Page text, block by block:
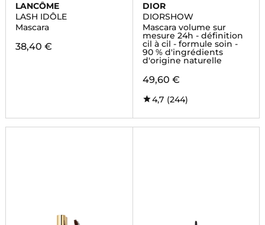
LANCÔME
LASH IDÔLE
Mascara
38,40 €
DIOR
DIORSHOW
Mascara volume sur
mesure 24h - définition
cil à cil - formule soin -
90 % d'ingrédients
d'origine naturelle
49,60 €
4,7 (244)